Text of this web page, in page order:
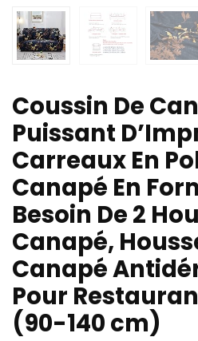
Coussin De
Puissant
Carreaux En
Canapé En
Besoin De 2
Canapé,
Canapé
Pour
(90-140 cm)